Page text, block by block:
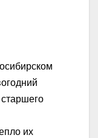
их